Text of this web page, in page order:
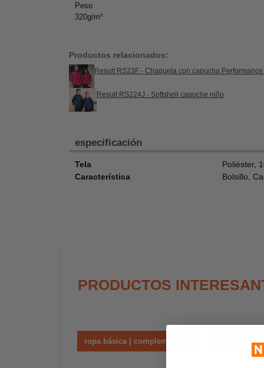
Peso
320g/m²
Productos relacionados:
Result RS23F - Chaqueta con capucha
Result RS224J - Softshell capuche niño
especificación
Tela Poliéster,
Característica
Bolsillo,
PRODUCTOS
ropa básica | complementos